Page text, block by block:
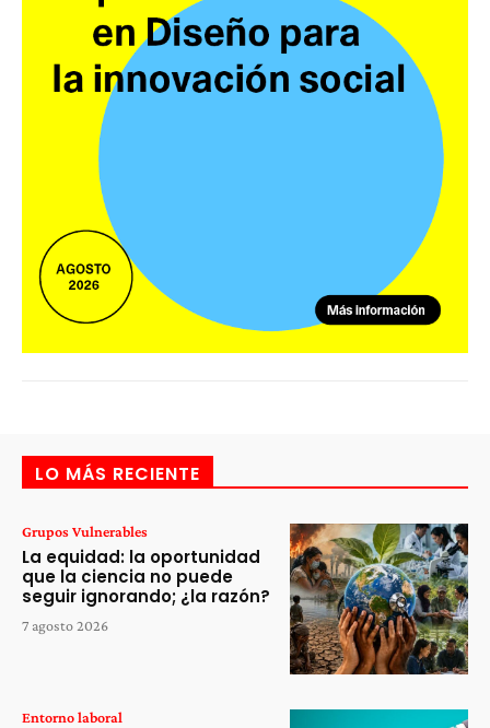
LO MÁS RECIENTE
Grupos Vulnerables
La equidad: la oportunidad
que la ciencia no puede
seguir ignorando; ¿la razón?
7 agosto 2026
Entorno laboral